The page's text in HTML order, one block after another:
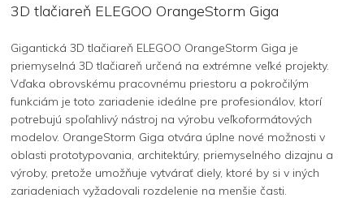
3D tlačiareň ELEGOO OrangeStorm Giga
Gigantická 3D tlačiareň ELEGOO OrangeStorm Giga je
priemyselná 3D tlačiareň určená na extrémne veľké projekty.
Vďaka obrovskému pracovnému priestoru a pokročilým
funkciám je toto zariadenie ideálne pre profesionálov, ktorí
potrebujú spoľahlivý nástroj na výrobu veľkoformátových
modelov. OrangeStorm Giga otvára úplne nové možnosti v
oblasti prototypovania, architektúry, priemyselného dizajnu a
výroby, pretože umožňuje vytvárať diely, ktoré by si v iných
zariadeniach vyžadovali rozdelenie na menšie časti.